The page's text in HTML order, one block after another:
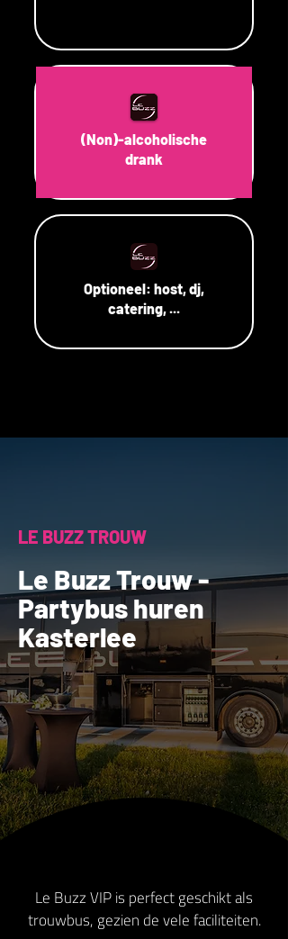
(Non)-alcoholische
drank
Optioneel: host, dj,
catering, ...
LE BUZZ TROUW
Le Buzz Trouw -
Partybus huren
Kasterlee
Le Buzz VIP is perfect geschikt als
trouwbus, gezien de vele faciliteiten.